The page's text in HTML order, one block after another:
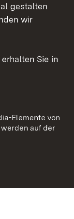
gestalten
wir
Sie in
Elemente von
auf der